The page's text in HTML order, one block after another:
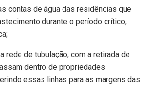
contas de água das residências que
durante o período crítico,
rede de tubulação, com a retirada de
dentro de propriedades
essas linhas para as margens das